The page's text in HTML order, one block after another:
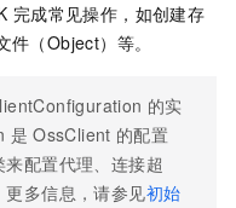
完成常见操作，如创建存
（Object）等。
的实
是 OssClient 的配置
配置代理、连接超
多信息，请参见初始